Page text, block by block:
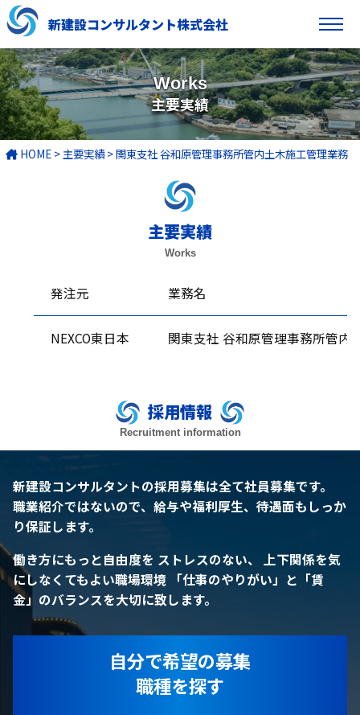
新建設コンサルタント株式会社
Works
主要実績
HOME > 主要実績>関東支社 谷和原管理事務所管内土木施工管理業務
主要実績
Works
発注元 業務名
NEXCO東日本 関東支社 谷和原管理事務所管内
採用情報
Recruitment information
新建設コンサルタントの採用募集は全て社員募集です。
職業紹介ではないので、給与や福利厚生、待遇面もしっか
り保証します。
働き方にもっと自由度を ストレスのない、 上下関係を気
にしなくてもよい職場環境 「仕事のやりがい」と「賃
金」のバランスを大切に致します。
自分で希望の募集
職種を探す